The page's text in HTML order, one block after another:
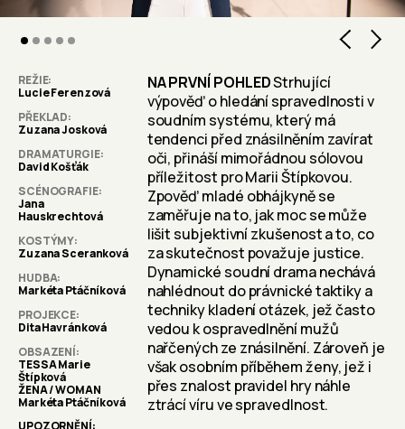
4
REŽIE
Lucie Ferenzová
PŘEKLAD
Zuzana Josková
DRAMATURGIE
David Košťák
SCÉNOGRAFIE
Jana
Hauskrechtová
KOSTÝMY
Zuzana Sceranková
HUDBA
Markéta Ptáčníková
PROJEKCE
Dita Havránková
OBSAZENÍ
TESSA Marie
Štípková
ŽENA / WOMAN
Markéta Ptáčníková
NA PRVNÍ POHLEDStrhující
výpověď o hledání spravedlnosti v
soudním systému, který má
tendenci před znásilněním zavírat
oči, přináší mimořádnou sólovou
příležitost pro Marii Štípkovou.
Zpověď mladé obhájkyně se
zaměřuje na to, jak moc se může
lišit subjektivní zkušenost a to, co
za skutečnost považuje justice.
Dynamické soudní drama nechává
nahlédnout do právnické taktiky a
techniky kladení otázek, jež často
vedou k ospravedlnění mužů
nařčených ze znásilnění. Zároveň je
však osobním příběhem ženy, jež i
přes znalost pravidel hry náhle
ztrácí víru ve spravedlnost.